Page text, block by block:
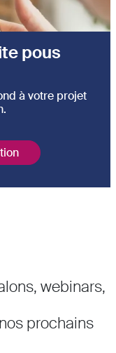
pous
à votre projet
webinars,
prochains